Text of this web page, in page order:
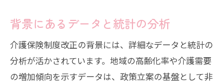
背景にあるデータと統計の分析
介護保険制度改正の背景には、詳細なデータと統計の
分析が活かされています。地域の高齢化率や介護需要
の増加傾向を示すデータは、政策立案の基盤として非